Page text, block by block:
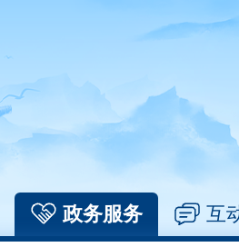
政务服务 互